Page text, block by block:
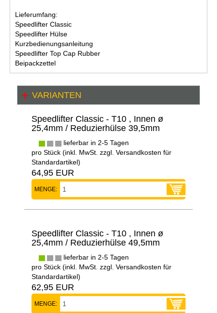
Lieferumfang:
Speedlifter Classic
Speedlifter Hülse
Kurzbedienungsanleitung
Speedlifter Top Cap Rubber
Beipackzettel
VARIANTEN
Speedlifter Classic - T10 , Innen ø
25,4mm / Reduzierhülse 39,5mm
lieferbar in 2-5 Tagen
pro Stück (inkl. MwSt. zzgl. Versandkosten für
Standardartikel)
64,95 EUR
MENGE:
Speedlifter Classic - T10 , Innen ø
25,4mm / Reduzierhülse 49,5mm
lieferbar in 2-5 Tagen
pro Stück (inkl. MwSt. zzgl. Versandkosten für
Standardartikel)
62,95 EUR
MENGE: